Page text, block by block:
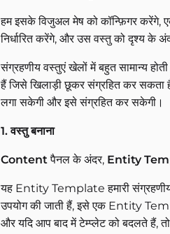
हम इसके विजुअल मेष को कॉन्फ़िगर करेंगे,
निर्धारित करेंगे, और उस वस्तु को दृश्य के
संग्रहणीय वस्तुएं खेलों में बहुत सामान्य
हैं जिसे खिलाड़ी छूकर संग्रहित कर सकता
लगा सकेगी और इसे संग्रहित कर सकेगी।
1. वस्तु बनाना
Contentपैनल के अंदर, Entity
यह Entity Template हमारी
उपयोग की जाती हैं, इसे एक Entity
और यदि आप बाद में टेम्प्लेट को बदलते हैं,